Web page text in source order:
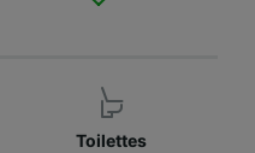
Toilettes